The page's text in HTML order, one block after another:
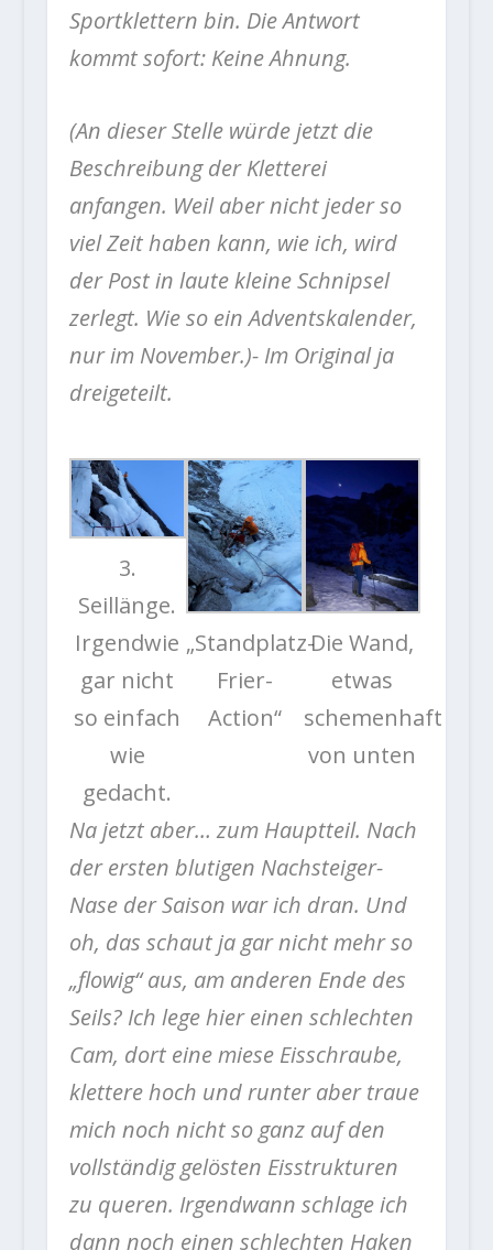
Sportklettern bin. Die Antwort
kommt sofort: Keine Ahnung.
(An dieser Stelle würde jetzt die
Beschreibung der Kletterei
anfangen. Weil aber nicht jeder so
viel Zeit haben kann, wie ich, wird
der Post in laute kleine Schnipsel
zerlegt. Wie so ein Adventskalender,
nur im November.)- Im Original ja
dreigeteilt.
3.
Seillänge.
Irgendwie
gar nicht
so einfach
wie
gedacht.
„Standplatz-
Frier-
Action“
Die Wand,
etwas
schemenhaft
von unten
Na jetzt aber… zum Hauptteil. Nach
der ersten blutigen Nachsteiger-
Nase der Saison war ich dran. Und
oh, das schaut ja gar nicht mehr so
„flowig“ aus, am anderen Ende des
Seils? Ich lege hier einen schlechten
Cam, dort eine miese Eisschraube,
klettere hoch und runter aber traue
mich noch nicht so ganz auf den
vollständig gelösten Eisstrukturen
zu queren. Irgendwann schlage ich
dann noch einen schlechten Haken